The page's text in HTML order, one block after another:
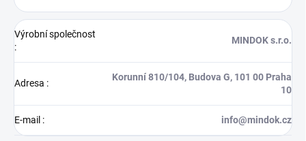
Výrobní společnost
:
MINDOK s.r.o.
Adresa :
Korunní 810/104, Budova G, 101 00 Praha
10
E-mail : info@mindok.cz